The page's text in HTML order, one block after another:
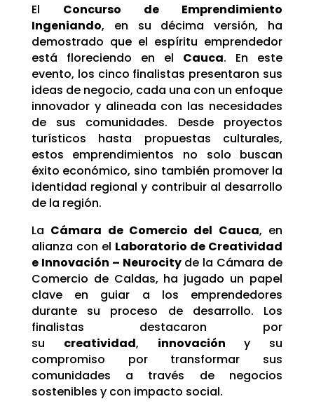
El Concurso de Emprendimiento
Ingeniando, en su décima versión, ha
demostrado que el espíritu emprendedor
está floreciendo en el Cauca. En este
evento, los cinco finalistas presentaron sus
ideas de negocio, cada una con un enfoque
innovador y alineada con las necesidades
de sus comunidades. Desde proyectos
turísticos hasta propuestas culturales,
estos emprendimientos no solo buscan
éxito económico, sino también promover la
identidad regional y contribuir al desarrollo
de la región.
La Cámara de Comercio del Cauca, en
alianza con el Laboratorio de Creatividad
e Innovación – Neurocityde la Cámara de
Comercio de Caldas, ha jugado un papel
clave en guiar a los emprendedores
durante su proceso de desarrollo. Los
finalistas destacaron por
su creatividad, innovación y su
compromiso por transformar sus
comunidades a través de negocios
sostenibles y con impacto social.